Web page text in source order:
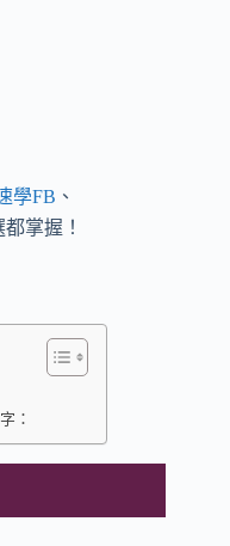
學FB 、
都掌握！
：